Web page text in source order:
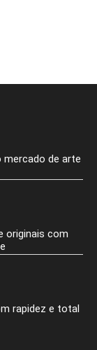
mercado de arte
originais com
rapidez e total